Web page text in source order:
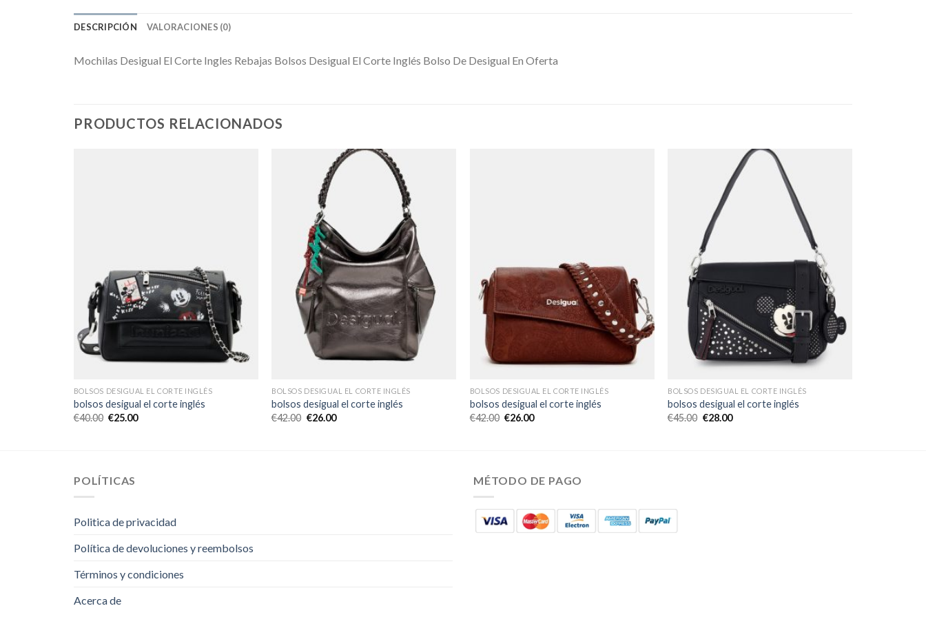
DESCRIPCIÓN VALORACIONES (0)
Mochilas Desigual El Corte Ingles Rebajas Bolsos Desigual El Corte Inglés Bolso De Desigual En Oferta
PRODUCTOS RELACIONADOS
BOLSOS DESIGUAL EL CORTE INGLÉS
bolsos desigual el corte inglés
€40.00 €25.00
BOLSOS DESIGUAL EL CORTE INGLÉS
bolsos desigual el corte inglés
€42.00 €26.00
BOLSOS DESIGUAL EL CORTE INGLÉS
bolsos desigual el corte inglés
€42.00 €26.00
BOLSOS DESIGUAL EL CORTE INGLÉS
bolsos desigual el corte inglés
€45.00 €28.00
POLÍTICAS
Politica de privacidad
Política de devoluciones y reembolsos
Términos y condiciones
Acerca de
MÉTODO DE PAGO